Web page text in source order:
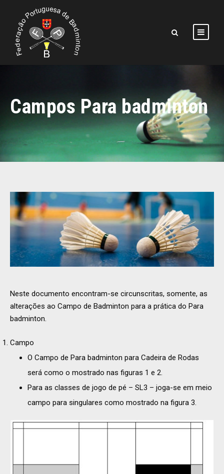
Campos Para badminton
Neste documento encontram-se circunscritas, somente, as
alterações ao Campo de Badminton para a prática do Para
badminton.
Campo
O Campo de Para badminton para Cadeira de Rodas
será como o mostrado nas figuras 1 e 2.
Para as classes de jogo de pé – SL3 – joga-se em meio
campo para singulares como mostrado na figura 3.